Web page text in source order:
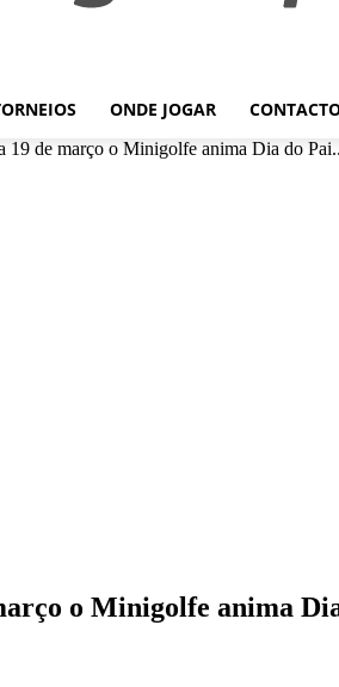
ONDE JOGAR
19 de março o Minigolfe anima Dia do
o Minigolfe anima